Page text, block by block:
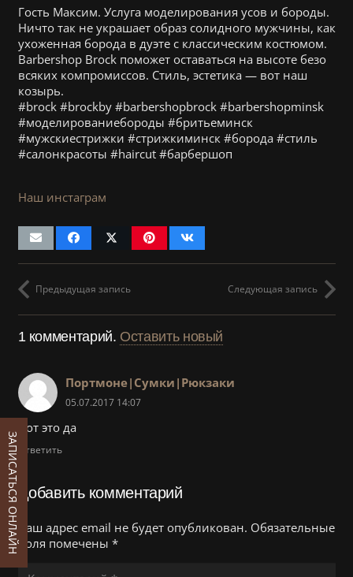
Гость Максим. Услуга моделирования усов и бороды.
Ничто так не украшает образ солидного мужчины, как
ухоженная борода в дуэте с классическим костюмом.
Barbershop Brock поможет оставаться на высоте безо
всяких компромиссов. Стиль, эстетика — вот наш
козырь.
#brock #brockby #barbershopbrock #barbershopminsk
#моделированиебороды #бритьеминск
#мужскиестрижки #стрижкиминск #борода #стиль
#салонкрасоты #haircut #барбершоп
Наш инстаграм
Предыдущая запись Следующая запись
1 комментарий. Оставить новый
Портмоне|Сумки|Рюкзаки
05.07.2017 14:07
Вот это да
Ответить
Добавить комментарий
Ваш адрес email не будет опубликован. Обязательные
поля помечены *
ЗАПИСАТЬСЯ ОНЛАЙН